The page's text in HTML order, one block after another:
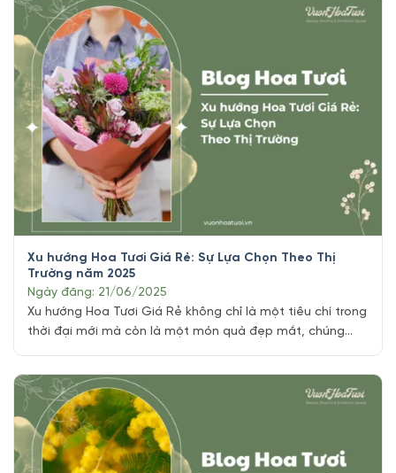
cũng đã từng nhận hoặc tặng [...]
Xu hướng Hoa Tươi Giá Rẻ: Sự Lựa Chọn Theo Thị
Trường năm 2025
Ngày đăng: 21/06/2025
Xu hướng Hoa Tươi Giá Rẻ không chỉ là một tiêu chí trong
thời đại mới mà còn là một món quà đẹp mắt, chúng
tìm kiếm và chọn lựa hoa tươi giá rẻ là một vấn đề rất
quan trọng. Chúng ta [...]